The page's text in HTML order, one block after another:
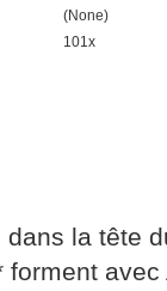
(None)
101x
la tête
forment